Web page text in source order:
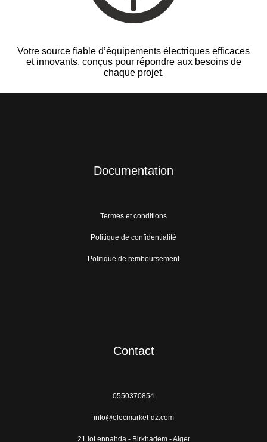
Votre source fiable d’équipements électriques efficaces
et innovants, conçus pour répondre aux besoins de
chaque projet.
Documentation
Termes et conditions
Politique de confidentialité
Politique de remboursement
Contact
0550370854
info@elecmarket-dz.com
21 lot ennahda - Birkhadem - Alger